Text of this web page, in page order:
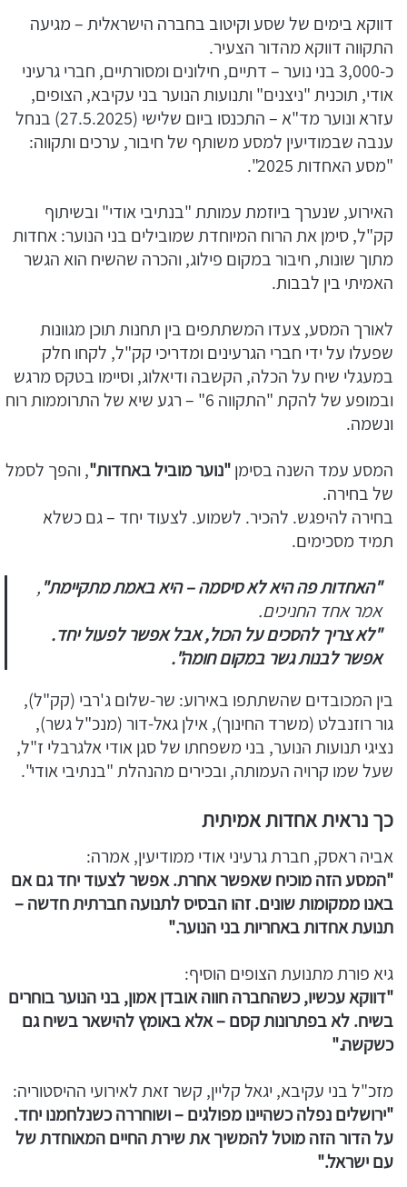
דווקא בימים של שסע וקיטוב בחברה הישראלית – מגיעה
התקווה דווקא מהדור הצעיר.
כ-3,000 בני נוער – דתיים, חילונים ומסורתיים, חברי גרעיני
אודי, תוכנית "ניצנים" ותנועות הנוער בני עקיבא, הצופים,
עזרא ונוער מד"א – התכנסו ביום שלישי (27.5.2025) בנחל
ענבה שבמודיעין למסע משותף של חיבור, ערכים ותקווה:
"מסע האחדות 2025".
האירוע, שנערך ביוזמת עמותת "בנתיבי אודי" ובשיתוף
קק"ל, סימן את הרוח המיוחדת שמובילים בני הנוער: אחדות
מתוך שונות, חיבור במקום פילוג, והכרה שהשיח הוא הגשר
האמיתי בין לבבות.
לאורך המסע, צעדו המשתתפים בין תחנות תוכן מגוונות
שפעלו על ידי חברי הגרעינים ומדריכי קק"ל, לקחו חלק
במעגלי שיח על הכלה, הקשבה ודיאלוג, וסיימו בטקס מרגש
ובמופע של להקת "התקווה 6" – רגע שיא של התרוממות רוח
ונשמה.
המסע עמד השנה בסימן"נוער מוביל באחדות", והפך לסמל
של בחירה.
בחירה להיפגש. להכיר. לשמוע. לצעוד יחד – גם כשלא
תמיד מסכימים.
"האחדות פה היא לא סיסמה – היא באמת מתקיימת",
אמר אחד החניכים.
"לא צריך להסכים על הכול, אבל אפשר לפעול יחד.
אפשר לבנות גשר במקום חומה".
בין המכובדים שהשתתפו באירוע: שר-שלום ג'רבי (קק"ל),
גור רוזנבלט (משרד החינוך), אילן גאל-דור (מנכ"ל גשר),
נציגי תנועות הנוער, בני משפחתו של סגן אודי אלגרבלי ז"ל,
שעל שמו קרויה העמותה, ובכירים מהנהלת "בנתיבי אודי".
כך נראית אחדות אמיתית
אביה ראסק, חברת גרעיני אודי ממודיעין, אמרה:
"המסע הזה מוכיח שאפשר אחרת. אפשר לצעוד יחד גם אם
באנו ממקומות שונים. זהו הבסיס לתנועה חברתית חדשה –
תנועת אחדות באחריות בני הנוער."
גיא פורת מתנועת הצופים הוסיף:
"דווקא עכשיו, כשהחברה חווה אובדן אמון, בני הנוער בוחרים
בשיח. לא בפתרונות קסם – אלא באומץ להישאר בשיח גם
כשקשה."
מזכ"ל בני עקיבא, יגאל קליין, קשר זאת לאירועי ההיסטוריה:
"ירושלים נפלה כשהיינו מפולגים – ושוחררה כשנלחמנו יחד.
על הדור הזה מוטל להמשיך את שירת החיים המאוחדת של
עם ישראל."